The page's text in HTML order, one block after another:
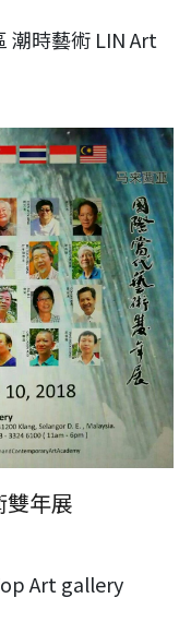
潮時藝術 LIN Art
雙年展
Art gallery